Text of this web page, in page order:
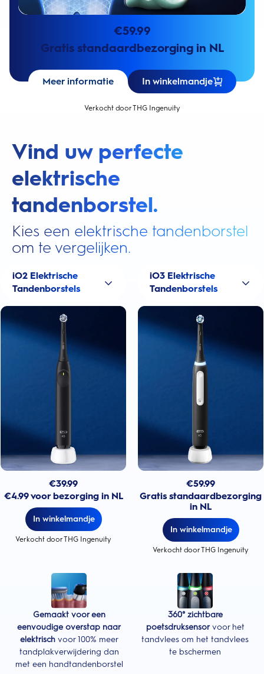
€59.99
Gratis standaardbezorging in NL
Meer informatie In winkelmandje
Verkocht door THG Ingenuity
Vind uw perfecte
elektrische
tandenborstel.
Kies een elektrische tandenborstel
om te vergelijken.
iO2 Elektrische
Tandenborstels
€39.99
€4.99 voor bezorging in NL
In winkelmandje
Verkocht door THG Ingenuity
iO3 Elektrische
Tandenborstels
€59.99
Gratis standaardbezorging
in NL
In winkelmandje
Verkocht door THG Ingenuity
Gemaakt voor een
eenvoudige overstap naar
elektrischvoor 100% meer
tandplakverwijdering dan
met een handtandenborstel
360° zichtbare
poetsdruksensorvoor het
tandvlees om het tandvlees
te bschermen